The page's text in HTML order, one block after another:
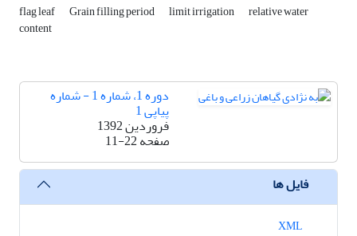
flag leaf Grain filling period limit irrigation relative water
content
دوره 1، شماره 1 - شماره
پیاپی 1
فروردین 1392
صفحه11-22
فایل ها